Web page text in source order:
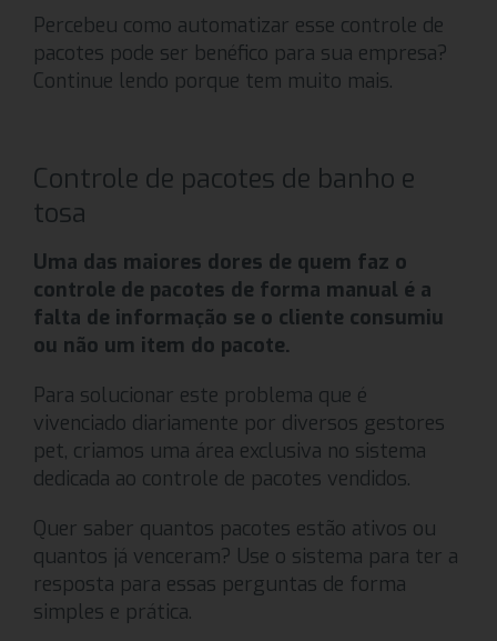
Percebeu como automatizar esse controle de
pacotes pode ser benéfico para sua empresa?
Continue lendo porque tem muito mais.
Controle de pacotes de banho e
tosa
Uma das maiores dores de quem faz o
controle de pacotes de forma manual é a
falta de informação se o cliente consumiu
ou não um item do pacote.
Para solucionar este problema que é
vivenciado diariamente por diversos gestores
pet, criamos uma área exclusiva no sistema
dedicada ao controle de pacotes vendidos.
Quer saber quantos pacotes estão ativos ou
quantos já venceram? Use o sistema para ter a
resposta para essas perguntas de forma
simples e prática.